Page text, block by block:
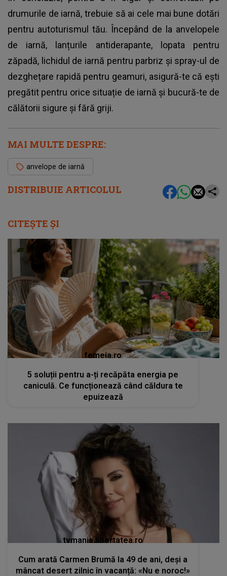
DISTRIBUIE ARTICOLUL
drumurile de iarnă, trebuie să ai cele mai bune dotări
pentru autoturismul tău. Începând de la anvelopele
de iarnă, lanțurile antiderapante, lopata pentru
zăpadă, lichidul de iarnă pentru parbriz și spray-ul de
dezghețare rapidă pentru geamuri, asigură-te că ești
pregătit pentru orice situație de iarnă și bucură-te de
călătorii sigure și fără griji.
MAI MULTE DESPRE:
anvelope de iarnă
CITEȘTE ȘI
femeia.ro
5 soluții pentru a-ți recăpăta energia pe
caniculă. Ce funcționează când căldura te
epuizează
tvmania.libertatea.ro
Cum arată Carmen Brumă la 49 de ani, deși a
mâncat desert zilnic în vacanță: «Nu e noroc!»